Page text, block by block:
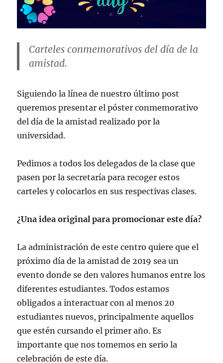
Carteles conmemorativos del día de la
amistad.
Siguiendo la línea de nuestro último post
queremos presentar el póster conmemorativo
del día de la amistad realizado por la
universidad.
Pedimos a todos los delegados de la clase que
pasen por la secretaría para recoger estos
carteles y colocarlos en sus respectivas clases.
¿Una idea original para promocionar este día?
La administración de este centro quiere que el
próximo día de la amistad de 2019 sea un
evento donde se den valores humanos entre los
diferentes estudiantes. Todos estamos
obligados a interactuar con al menos 20
estudiantes nuevos, principalmente aquellos
que estén cursando el primer año. Es
importante que nos tomemos en serio la
celebración de este día.